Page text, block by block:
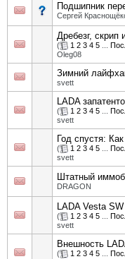
Подшипник
Сергей
Дребезг, скрип
( 1 2 3 4 5
Oleg08
Зимний
svett
LADA
( 1 2 3 4 5
svett
Год спустя:
( 1 2 3 4 5
svett
Штатный
DRAGON
LADA Vesta
( 1 2 3 4 5
svett
Внешность
( 1 2 3 4 5